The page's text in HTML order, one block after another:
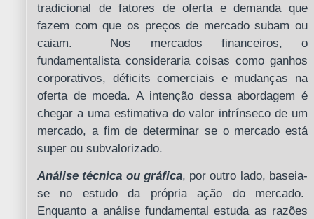
tradicional de fatores de oferta e demanda que
fazem com que os preços de mercado subam ou
caiam. Nos mercados financeiros, o
fundamentalista consideraria coisas como ganhos
corporativos, déficits comerciais e mudanças na
oferta de moeda. A intenção dessa abordagem é
chegar a uma estimativa do valor intrínseco de um
mercado, a fim de determinar se o mercado está
super ou subvalorizado.
Análise técnica ou gráfica, por outro lado, baseia-
se no estudo da própria ação do mercado.
Enquanto a análise fundamental estuda as razões